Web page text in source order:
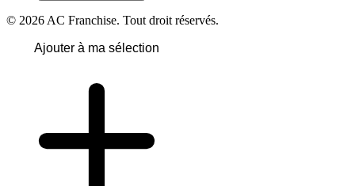
© 2026 AC Franchise. Tout droit réservés.
Ajouter à ma sélection